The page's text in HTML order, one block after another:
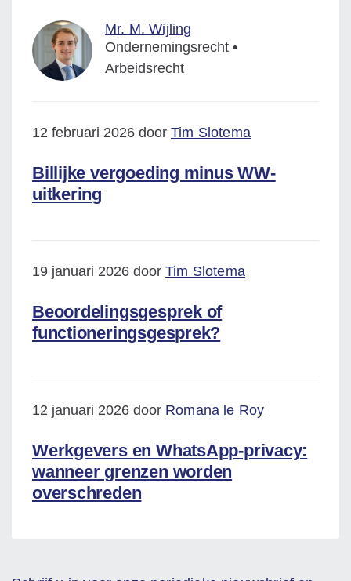
Mr. M. Wijling
Ondernemingsrecht •
Arbeidsrecht
12 februari 2026 door Tim Slotema
Billijke vergoeding minus WW-
uitkering
19 januari 2026 door Tim Slotema
Beoordelingsgesprek of
functioneringsgesprek?
12 januari 2026 door Romana le Roy
Werkgevers en WhatsApp-privacy:
wanneer grenzen worden
overschreden